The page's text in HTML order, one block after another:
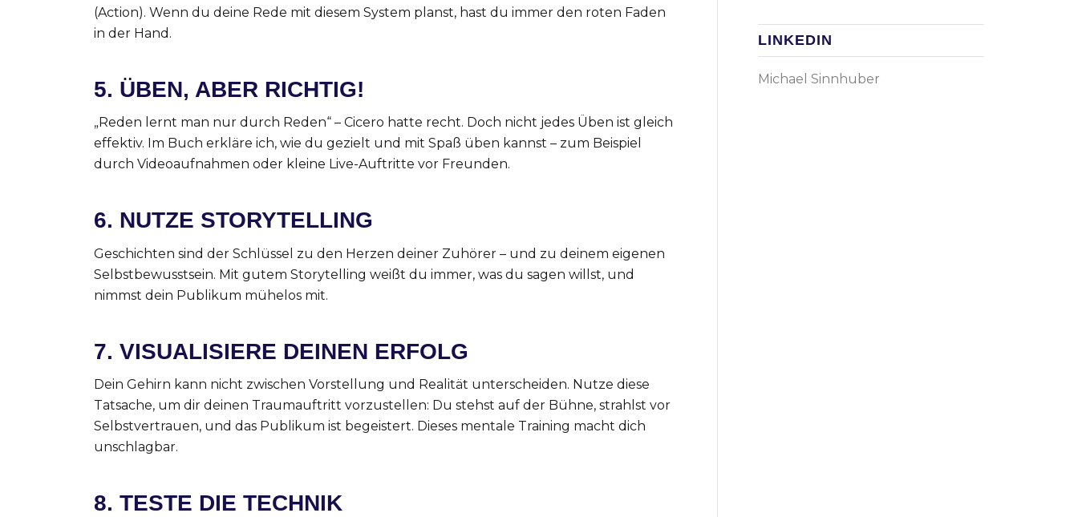
(Action). Wenn du deine Rede mit diesem System planst, hast du immer den roten Faden
in der Hand.
5. ÜBEN, ABER RICHTIG!
„Reden lernt man nur durch Reden“ – Cicero hatte recht. Doch nicht jedes Üben ist gleich
effektiv. Im Buch erkläre ich, wie du gezielt und mit Spaß üben kannst – zum Beispiel
durch Videoaufnahmen oder kleine Live-Auftritte vor Freunden.
6. NUTZE STORYTELLING
Geschichten sind der Schlüssel zu den Herzen deiner Zuhörer – und zu deinem eigenen
Selbstbewusstsein. Mit gutem Storytelling weißt du immer, was du sagen willst, und
nimmst dein Publikum mühelos mit.
7.VISUALISIERE DEINEN ERFOLG
Dein Gehirn kann nicht zwischen Vorstellung und Realität unterscheiden. Nutze diese
Tatsache, um dir deinen Traumauftritt vorzustellen: Du stehst auf der Bühne, strahlst vor
Selbstvertrauen, und das Publikum ist begeistert. Dieses mentale Training macht dich
unschlagbar.
8.TESTE DIE TECHNIK
LINKEDIN
Michael Sinnhuber